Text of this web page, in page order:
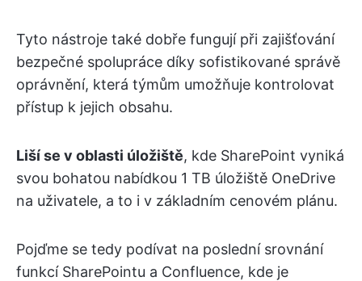
Tyto nástroje také dobře fungují při zajišťování
bezpečné spolupráce díky sofistikované správě
oprávnění, která týmům umožňuje kontrolovat
přístup k jejich obsahu.
Liší se v oblasti úložiště, kde SharePoint vyniká
svou bohatou nabídkou 1 TB úložiště OneDrive
na uživatele, a to i v základním cenovém plánu.
Pojďme se tedy podívat na poslední srovnání
funkcí SharePointu a Confluence, kde je